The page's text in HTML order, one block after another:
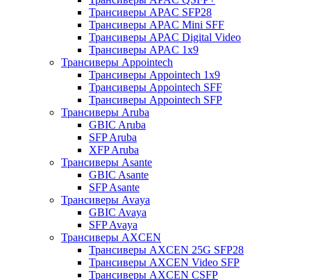
Трансиверы APAC SFP28
Трансиверы APAC Mini SFF
Трансиверы APAC Digital Video
Трансиверы APAC 1x9
Трансиверы Appointech
Трансиверы Appointech 1x9
Трансиверы Appointech SFF
Трансиверы Appointech SFP
Трансиверы Aruba
GBIC Aruba
SFP Aruba
XFP Aruba
Трансиверы Asante
GBIC Asante
SFP Asante
Трансиверы Avaya
GBIC Avaya
SFP Avaya
Трансиверы AXCEN
Трансиверы AXCEN 25G SFP28
Трансиверы AXCEN Video SFP
Трансиверы AXCEN CSFP